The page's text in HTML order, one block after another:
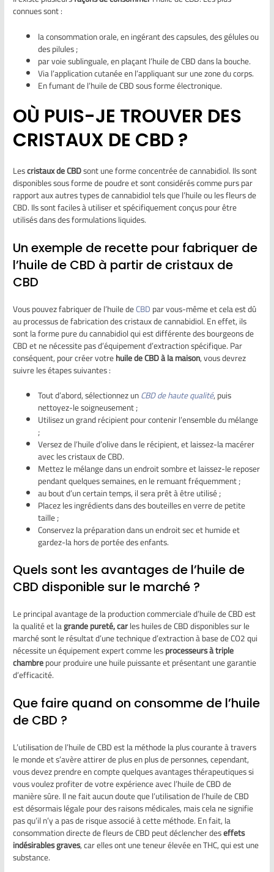
connues sont :
la consommation orale, en ingérant des capsules, des gélules ou
des pilules ;
par voie sublinguale, en plaçant l’huile de CBD dans la bouche.
Via l’application cutanée en l’appliquant sur une zone du corps.
En fumant de l’huile de CBD sous forme électronique.
OÙ PUIS-JE TROUVER DES
CRISTAUX DE CBD ?
Lescristaux de CBDsont une forme concentrée de cannabidiol. Ils sont
disponibles sous forme de poudre et sont considérés comme purs par
rapport aux autres types de cannabidiol tels que l’huile ou les fleurs de
CBD. Ils sont faciles à utiliser et spécifiquement conçus pour être
utilisés dans des formulations liquides.
Un exemple de recette pour fabriquer de
l’huile de CBD à partir de cristaux de
CBD
Vous pouvez fabriquer de l’huile deCBDpar vous-même et cela est dû
au processus de fabrication des cristaux de cannabidiol. En effet, ils
sont la forme pure du cannabidiol qui est différente des bourgeons de
CBD et ne nécessite pas d’équipement d’extraction spécifique. Par
conséquent, pour créer votrehuile de CBD à la maison, vous devrez
suivre les étapes suivantes :
Tout d’abord, sélectionnez unCBD de haute qualité, puis
nettoyez-le soigneusement ;
Utilisez un grand récipient pour contenir l’ensemble du mélange
;
Versez de l’huile d’olive dans le récipient, et laissez-la macérer
avec les cristaux de CBD.
Mettez le mélange dans un endroit sombre et laissez-le reposer
pendant quelques semaines, en le remuant fréquemment ;
au bout d’un certain temps, il sera prêt à être utilisé ;
Placez les ingrédients dans des bouteilles en verre de petite
taille ;
Conservez la préparation dans un endroit sec et humide et
gardez-la hors de portée des enfants.
Quels sont les avantages de l’huile de
CBD disponible sur le marché ?
Le principal avantage de la production commerciale d’huile de CBD est
la qualité et lagrande pureté, carles huiles de CBD disponibles sur le
marché sont le résultat d’une technique d’extraction à base de CO2 qui
nécessite un équipement expert comme lesprocesseurs à triple
chambrepour produire une huile puissante et présentant une garantie
d’efficacité.
Que faire quand on consomme de l’huile
de CBD ?
L’utilisation de l’huile de CBD est la méthode la plus courante à travers
le monde et s’avère attirer de plus en plus de personnes, cependant,
vous devez prendre en compte quelques avantages thérapeutiques si
vous voulez profiter de votre expérience avec l’huile de CBD de
manière sûre. Il ne fait aucun doute que l’utilisation de l’huile de CBD
est désormais légale pour des raisons médicales, mais cela ne signifie
pas qu’il n’y a pas de risque associé à cette méthode. En fait, la
consommation directe de fleurs de CBD peut déclencher deseffets
indésirablesgraves, car elles ont une teneur élevée en THC, qui est une
substance.